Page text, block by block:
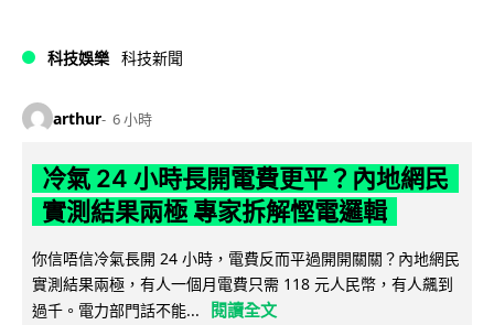
科技娛樂 科技新聞
arthur 6 小時
冷氣 24 小時長開電費更平？內地網民
實測結果兩極 專家拆解慳電邏輯
你信唔信冷氣長開 24 小時，電費反而平過開開關關？內地網民
實測結果兩極，有人一個月電費只需 118 元人民幣，有人飆到
過千。電力部門話不能...
閱讀全文